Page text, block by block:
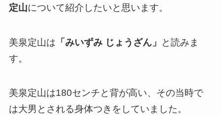
定山について紹介したいと思います。
美泉定山は 「みいずみ じょうざん」
と読みま
す。
美泉定山は180センチと背が高い、その当時で
は大男とされる身体つきをしていました。